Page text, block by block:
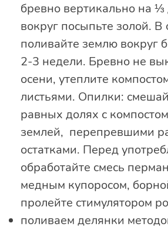
бревно вертикально на
вокруг посыпьте золой. В
поливайте землю вокруг
2-3 недели. Бревно не
осени, утеплите
листьями. Опилки:
равных долях с
землей, перепревшими
остатками. Перед
обработайте смесь
медным купоросом,
пролейте стимулятором
поливаем делянки